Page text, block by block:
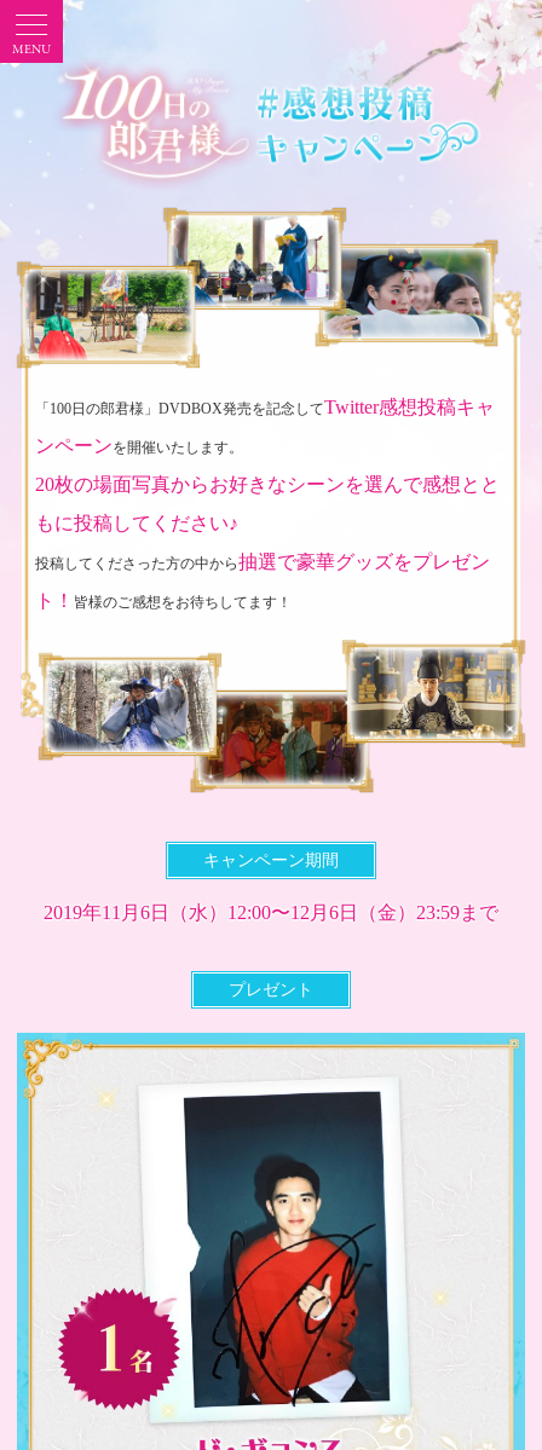
「100日の郎君様」DVDBOX発売を記念してTwitter感想投稿キャ
ンペーンを開催いたします。
20枚の場面写真からお好きなシーンを選んで感想とと
もに投稿してください♪
投稿してくださった方の中から抽選で豪華グッズをプレゼン
ト！ 皆様のご感想をお待ちしてます！
キャンペーン期間
2019年11月6日（水）12:00〜12月6日（金）23:59まで
プレゼント